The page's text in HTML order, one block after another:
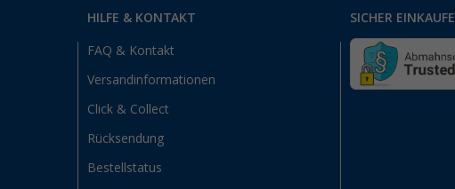
HILFE & KONTAKT
FAQ & Kontakt
Versandinformationen
Click & Collect
Rücksendung
Bestellstatus
SICHER